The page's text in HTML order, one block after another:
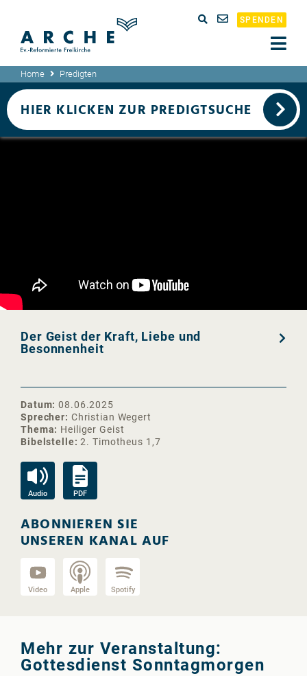
SPENDEN
Home Predigten
Der Geist der Kraft, Liebe und
Besonnenheit
Datum 08.06.2025
Sprecher
Christian Wegert
Thema
Heiliger Geist
Bibelstelle 2. Timotheus 1,7
Audio PDF
ABONNIEREN SIE
UNSEREN KANAL AUF
Video Apple Spotify
HIER KLICKEN ZUR PREDIGTSUCHE
Mehr zur Veranstaltung:
Gottesdienst Sonntagmorgen